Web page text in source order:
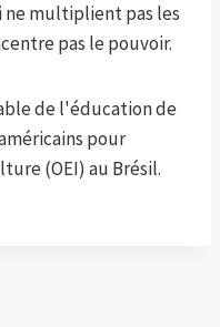
ne multiplient pas les
pas le pouvoir.
de l'éducation de
pour
(OEI) au Brésil.